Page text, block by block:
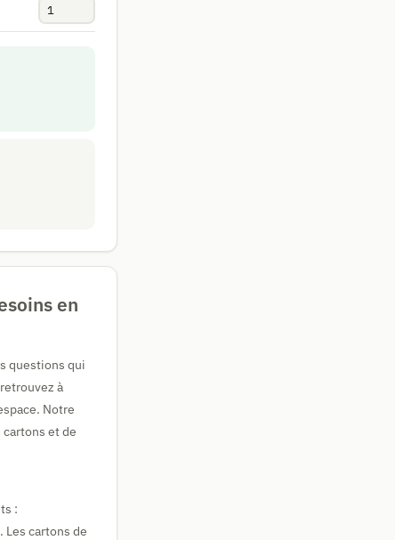
en
questions qui
à
Notre
et de
:
cartons de